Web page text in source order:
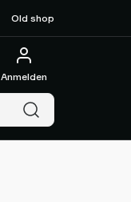
Old shop
Anmelden